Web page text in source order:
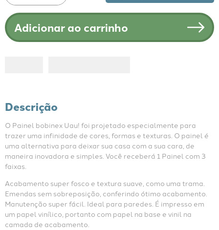
Adicionar ao carrinho
Descrição
O Painel bobinex Uau! foi projetado especialmente para
trazer uma infinidade de cores, formas e texturas. O painel é
uma alternativa para deixar sua casa com a sua cara, de
maneira inovadora e simples. Você receberá 1 Painel com 3
faixas.
Acabamento super fosco e textura suave, como uma trama.
Emendas sem sobreposição, conferindo ótimo acabamento.
Manutenção super fácil. Ideal para paredes. É impresso em
um papel vinílico, portanto com papel na base e vinil na
camada de acabamento.